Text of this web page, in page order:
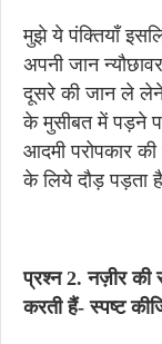
मुझे ये पंक्तियाँ
अपनी जान
दूसरे की जान ले लेने
के मुसीबत में पड़ने
आदमी परोपकार
के लिये दौड़ पड़ता
प्रश्न 2. नज़ीर की
करती हैं- स्पष्ट